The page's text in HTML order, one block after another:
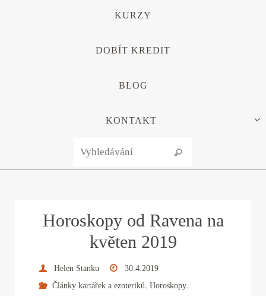
KURZY
DOBÍT KREDIT
BLOG
KONTAKT
Vyhledávání
Horoskopy od Ravena na
květen 2019
Helen Stanku
30.4.2019
Články kartářek a ezoteriků, Horoskopy,